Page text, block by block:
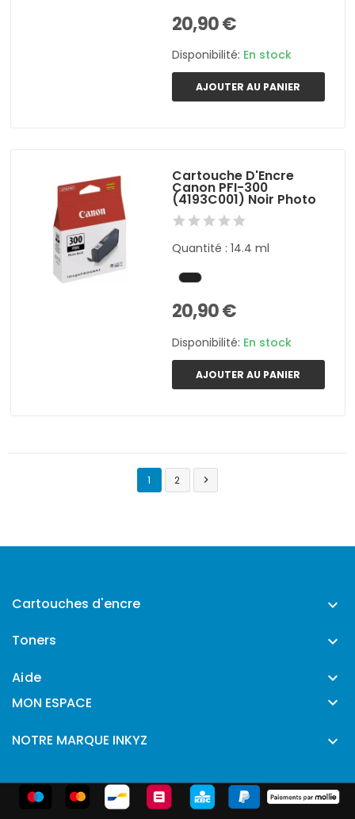
20,90 €
Disponibilité: En stock
AJOUTER AU PANIER
Cartouche D'Encre
Canon PFI-300
(4193C001) Noir Photo
Quantité : 14.4 ml
20,90 €
Disponibilité: En stock
AJOUTER AU PANIER
1 2 
Cartouches d'encre 
Toners 
Aide 
MON ESPACE 
NOTRE MARQUE INKYZ 